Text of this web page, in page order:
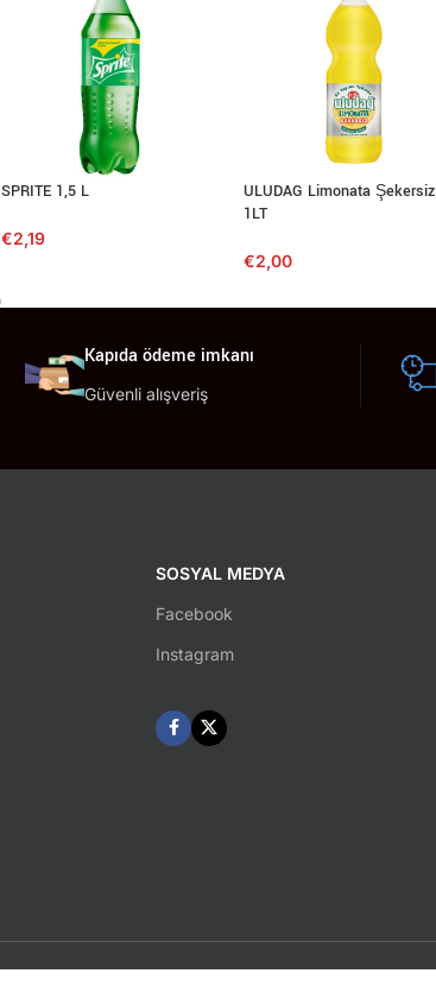
SPRITE 1,5 L
€2,19
ULUDAG Limonata Şekersiz
1LT
€2,00
Kapıda ödeme imkanı
Güvenli alışveriş
SOSYAL MEDYA
Facebook
Instagram